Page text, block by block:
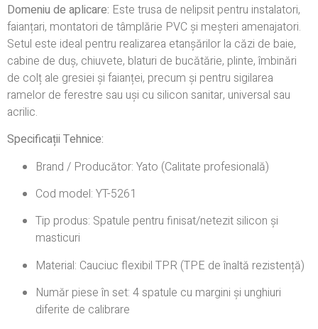
Domeniu de aplicare: Este trusa de nelipsit pentru instalatori,
faianțari, montatori de tâmplărie PVC și meșteri amenajatori.
Setul este ideal pentru realizarea etanșărilor la căzi de baie,
cabine de duș, chiuvete, blaturi de bucătărie, plinte, îmbinări
de colț ale gresiei și faianței, precum și pentru sigilarea
ramelor de ferestre sau uși cu silicon sanitar, universal sau
acrilic.
Specificații Tehnice:
Brand / Producător: Yato (Calitate profesională)
Cod model: YT-5261
Tip produs: Spatule pentru finisat/netezit silicon și
masticuri
Material: Cauciuc flexibil TPR (TPE de înaltă rezistență)
Număr piese în set: 4 spatule cu margini și unghiuri
diferite de calibrare